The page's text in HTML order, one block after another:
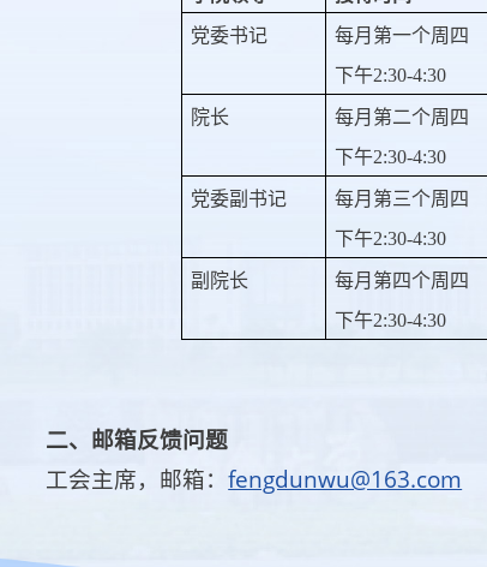
党委书记
每月第一个周四
下午2:30-4:30
院长
每月第二个周四
下午2:30-4:30
党委副书记
每月第三个周四
下午2:30-4:30
副院长
每月第四个周四
下午2:30-4:30
二、邮箱反馈问题
工会主席，邮箱：fengdunwu@163.com